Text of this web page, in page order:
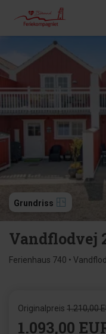
Grundriss
Vandflodvej
Ferienhaus 740 •
Originalpreis 1.210,00
1.093,00